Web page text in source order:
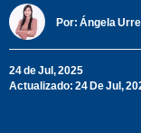
Por: Ángela
24 de Jul, 2025
Actualizado: 24 De Jul,